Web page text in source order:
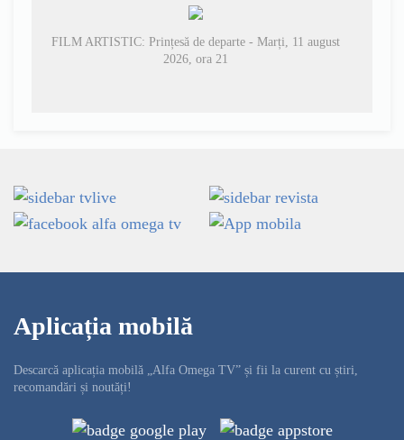
FILM ARTISTIC: Prințesă de departe - Marți, 11 august
2026, ora 21
Aplicația mobilă
Descarcă aplicația mobilă „Alfa Omega TV” și fii la curent cu știri,
recomandări și noutăți!